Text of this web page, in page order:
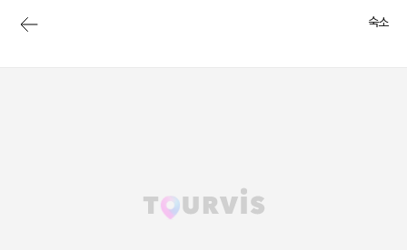
숙소